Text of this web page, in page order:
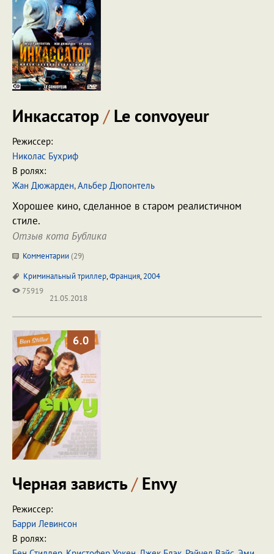
Инкассатор/Le convoyeur
Режиссер:
Николас Бухриф
В ролях:
Жан Дюжарден,Альбер Дюпонтель
Хорошее кино, сделанное в старом реалистичном
стиле.
Отзыв кота Бублика
Комментарии (29)
Криминальный триллер,Франция,2004
75919
21.05.2018
6.0
Черная зависть/Envy
Режиссер:
Барри Левинсон
В ролях: